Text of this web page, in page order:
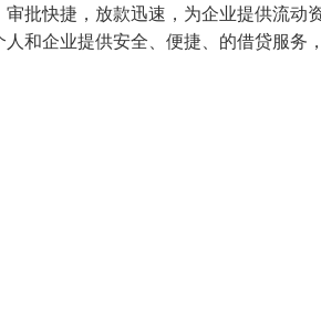
批快捷，放款迅速，为企业提供流动
和企业提供安全、便捷、的借贷服务